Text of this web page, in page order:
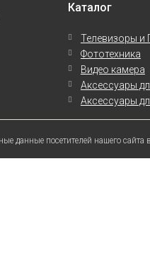
Каталог
Телевизоры и
Фототехника
Видео камера
Аксессуары
Аксессуары
данные посетителей нашего сайта в